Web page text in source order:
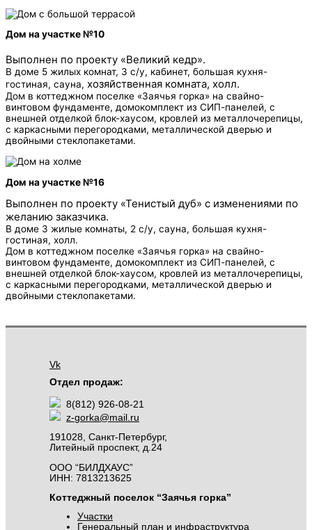
Дом на участке №10
Выполнен по проекту «Великий кедр».
В доме 5 жилых комнат, 3 с/у, кабинет, большая кухня-
гостиная, сауна, хозяйственная комната, холл.
Дом в коттеджном поселке «Заячья горка» на свайно-
винтовом фундаменте, домокомплект из СИП-панелей, с
внешней отделкой блок-хаусом, кровлей из металлочерепицы,
с каркасными перегородками, металлической дверью и
двойными стеклопакетами.
Дом на участке №16
Выполнен по проекту «Тенистый дуб» с изменениями по
желанию заказчика.
В доме 3 жилые комнаты, 2 с/у, сауна, большая кухня-
гостиная, холл.
Дом в коттеджном поселке «Заячья горка» на свайно-
винтовом фундаменте, домокомплект из СИП-панелей, с
внешней отделкой блок-хаусом, кровлей из металлочерепицы,
с каркасными перегородками, металлической дверью и
двойными стеклопакетами.
Vk
Отдел продаж:
8(812) 926-08-21
z-gorka@mail.ru
191028, Санкт-Петербург,
Литейный проспект, д.24
ООО “БИЛДХАУС”
ИНН: 7813213625
Коттеджный поселок “Заячья горка”
Участки
Генеральный план и инфраструктура